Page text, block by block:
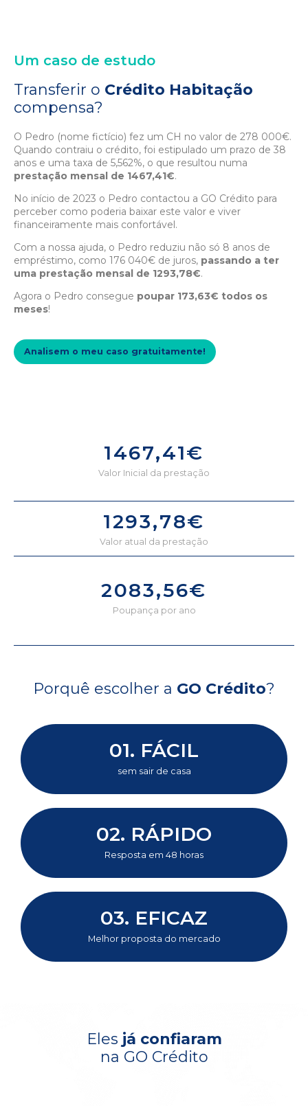
Um caso de estudo
Transferir o Crédito Habitação
compensa?
O Pedro (nome fictício) fez um CH no valor de 278 000€.
Quando contraiu o crédito, foi estipulado um prazo de 38
anos e uma taxa de 5,562%, o que resultou numa
prestação mensal de 1467,41€.
No início de 2023 o Pedro contactou a GO Crédito para
perceber como poderia baixar este valor e viver
financeiramente mais confortável.
Com a nossa ajuda, o Pedro reduziu não só 8 anos de
empréstimo, como 176 040€ de juros, passando a ter
uma prestação mensal de 1293,78€.
Agora o Pedro consegue poupar 173,63€ todos os
meses!
Analisem o meu caso gratuitamente!
1467,41€
Valor Inicial da prestação
1293,78€
Valor atual da prestação
2083,56€
Poupança por ano
Porquê escolher a GO Crédito?
01. FÁCIL
sem sair de casa
02. RÁPIDO
Resposta em 48 horas
03. EFICAZ
Melhor proposta do mercado
Eles já confiaram
na GO Crédito